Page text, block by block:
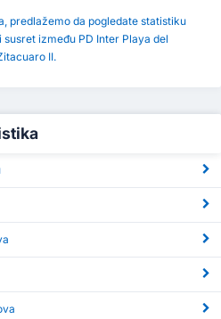
predlažemo da pogledate statistiku
između PD Inter Playa del
II.